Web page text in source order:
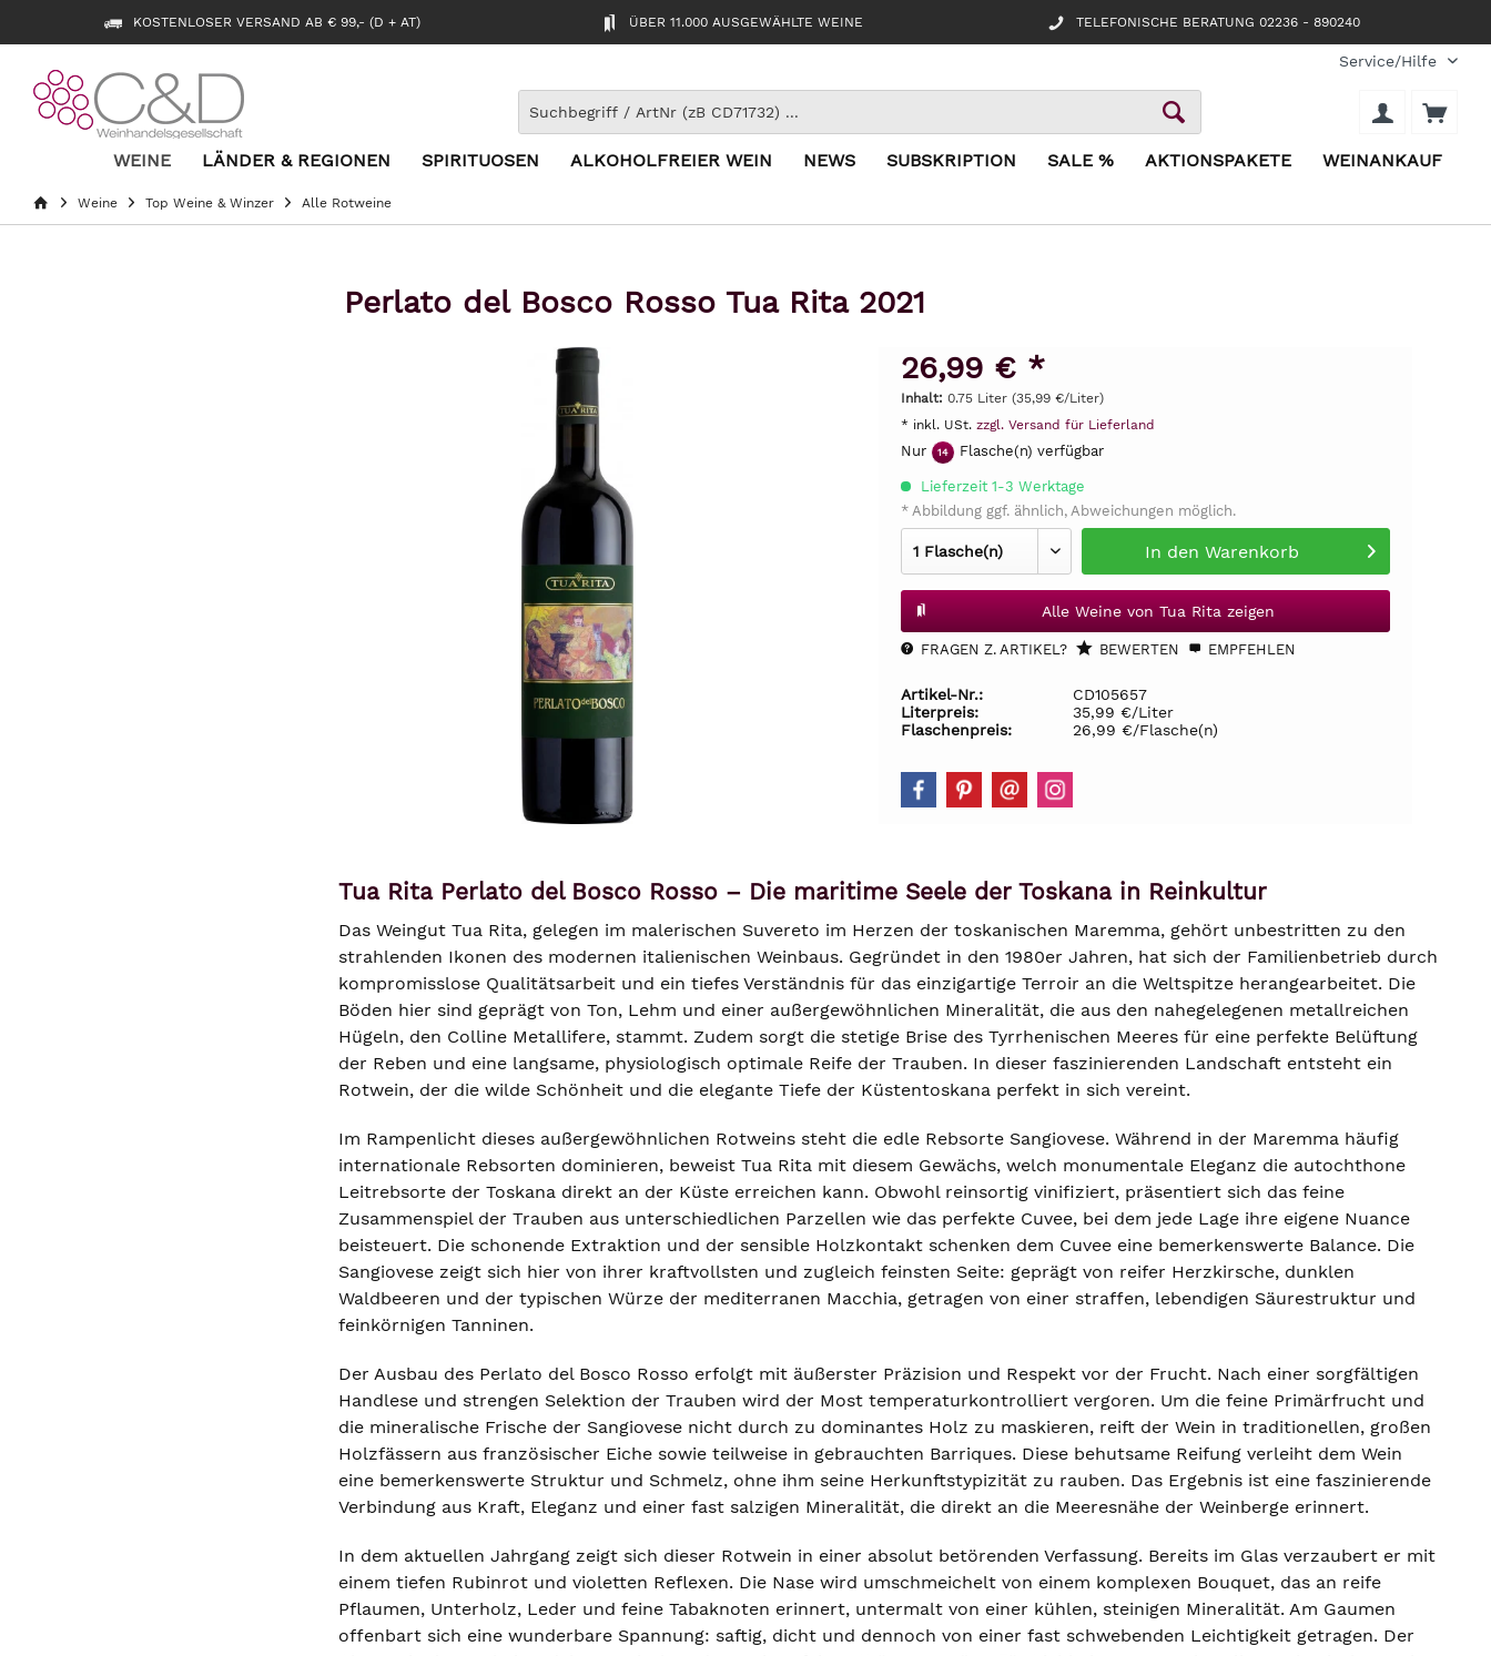
KOSTENLOSER VERSAND AB € 99,- (D + AT) ÜBER 11.000 AUSGEWÄHLTE WEINE TELEFONISCHE BERATUNG 02236 - 890240
Service/Hilfe
WEINE LÄNDER & REGIONEN SPIRITUOSEN ALKOHOLFREIER WEIN NEWS SUBSKRIPTION SALE % AKTIONSPAKETE WEINANKAUF
Weine Top Weine & Winzer Alle Rotweine
Perlato del Bosco Rosso Tua Rita 2021
26,99 € *
Inhalt: 0.75 Liter (35,99 €/Liter)
* inkl. USt. zzgl. Versand für Lieferland
Nur 14 Flasche(n) verfügbar
Lieferzeit 1-3 Werktage
* Abbildung ggf. ähnlich, Abweichungen möglich.
In den Warenkorb
Alle Weine von Tua Rita zeigen
FRAGEN Z. ARTIKEL? BEWERTEN EMPFEHLEN
Artikel-Nr.:
CD105657
Literpreis:
35,99 €/Liter
Flaschenpreis:
26,99 €/Flasche(n)
Tua Rita Perlato del Bosco Rosso – Die maritime Seele der Toskana in Reinkultur
Das Weingut Tua Rita, gelegen im malerischen Suvereto im Herzen der toskanischen Maremma, gehört unbestritten zu den
strahlenden Ikonen des modernen italienischen Weinbaus. Gegründet in den 1980er Jahren, hat sich der Familienbetrieb durch
kompromisslose Qualitätsarbeit und ein tiefes Verständnis für das einzigartige Terroir an die Weltspitze herangearbeitet. Die
Böden hier sind geprägt von Ton, Lehm und einer außergewöhnlichen Mineralität, die aus den nahegelegenen metallreichen
Hügeln, den Colline Metallifere, stammt. Zudem sorgt die stetige Brise des Tyrrhenischen Meeres für eine perfekte Belüftung
der Reben und eine langsame, physiologisch optimale Reife der Trauben. In dieser faszinierenden Landschaft entsteht ein
Rotwein, der die wilde Schönheit und die elegante Tiefe der Küstentoskana perfekt in sich vereint.
Im Rampenlicht dieses außergewöhnlichen Rotweins steht die edle Rebsorte Sangiovese. Während in der Maremma häufig
internationale Rebsorten dominieren, beweist Tua Rita mit diesem Gewächs, welch monumentale Eleganz die autochthone
Leitrebsorte der Toskana direkt an der Küste erreichen kann. Obwohl reinsortig vinifiziert, präsentiert sich das feine
Zusammenspiel der Trauben aus unterschiedlichen Parzellen wie das perfekte Cuvee, bei dem jede Lage ihre eigene Nuance
beisteuert. Die schonende Extraktion und der sensible Holzkontakt schenken dem Cuvee eine bemerkenswerte Balance. Die
Sangiovese zeigt sich hier von ihrer kraftvollsten und zugleich feinsten Seite: geprägt von reifer Herzkirsche, dunklen
Waldbeeren und der typischen Würze der mediterranen Macchia, getragen von einer straffen, lebendigen Säurestruktur und
feinkörnigen Tanninen.
Der Ausbau des Perlato del Bosco Rosso erfolgt mit äußerster Präzision und Respekt vor der Frucht. Nach einer sorgfältigen
Handlese und strengen Selektion der Trauben wird der Most temperaturkontrolliert vergoren. Um die feine Primärfrucht und
die mineralische Frische der Sangiovese nicht durch zu dominantes Holz zu maskieren, reift der Wein in traditionellen, großen
Holzfässern aus französischer Eiche sowie teilweise in gebrauchten Barriques. Diese behutsame Reifung verleiht dem Wein
eine bemerkenswerte Struktur und Schmelz, ohne ihm seine Herkunftstypizität zu rauben. Das Ergebnis ist eine faszinierende
Verbindung aus Kraft, Eleganz und einer fast salzigen Mineralität, die direkt an die Meeresnähe der Weinberge erinnert.
In dem aktuellen Jahrgang zeigt sich dieser Rotwein in einer absolut betörenden Verfassung. Bereits im Glas verzaubert er mit
einem tiefen Rubinrot und violetten Reflexen. Die Nase wird umschmeichelt von einem komplexen Bouquet, das an reife
Pflaumen, Unterholz, Leder und feine Tabaknoten erinnert, untermalt von einer kühlen, steinigen Mineralität. Am Gaumen
offenbart sich eine wunderbare Spannung: saftig, dicht und dennoch von einer fast schwebenden Leichtigkeit getragen. Der